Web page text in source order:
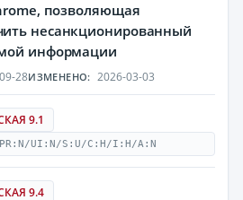
позволяющая
несанкционированный
информации
28ИЗМЕНЕНО: 2026-03-03
9.1
UI:N/S:U/C:H/I:H/A:N
9.4